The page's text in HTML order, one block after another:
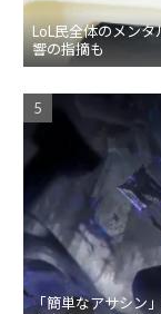
LoL民全体のメン
響の指摘も
「簡単なアサシン